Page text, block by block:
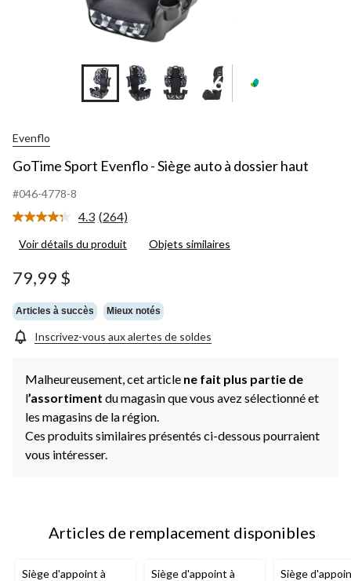
+6
Evenflo
GoTime Sport Evenflo - Siège auto à dossier haut
#046-4778-8
4.3 Lire
264
même
page.
(264)
Voir détails du produit Objets similaires
79,99 $
Articles à succès Mieux notés
Inscrivez-vous aux alertes de soldes
Malheureusement, cet article ne fait plus partie de
l’assortiment du magasin que vous avez sélectionné et
les magasins de la région.
Ces produits similaires présentés ci-dessous pourraient
vous intéresser.
Articles de remplacement disponibles
Siège d'appoint à
Siège d'appoint à
Siège